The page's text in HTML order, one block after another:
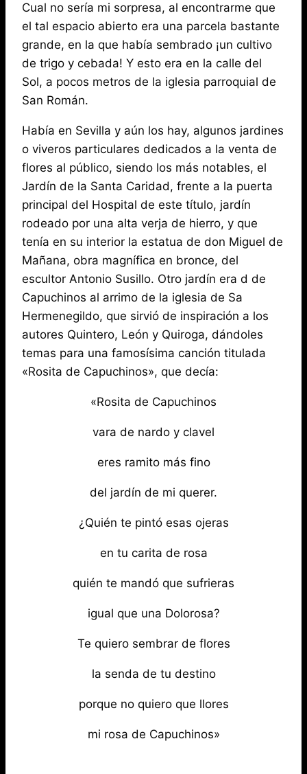
Cual no sería mi sorpresa, al encontrarme que
el tal espacio abierto era una parcela bastante
grande, en la que había sembrado ¡un cultivo
de trigo y cebada! Y esto era en la calle del
Sol, a pocos metros de la iglesia parroquial de
San Román.
Había en Sevilla y aún los hay, algunos jardines
o viveros particulares dedicados a la venta de
flores al público, siendo los más notables, el
Jardín de la Santa Caridad, frente a la puerta
principal del Hospital de este título, jardín
rodeado por una alta verja de hierro, y que
tenía en su interior la estatua de don Miguel de
Mañana, obra magnífica en bronce, del
escultor Antonio Susillo. Otro jardín era d de
Capuchinos al arrimo de la iglesia de Sa
Hermenegildo, que sirvió de inspiración a los
autores Quintero, León y Quiroga, dándoles
temas para una famosísima canción titulada
«Rosita de Capuchinos», que decía:
«Rosita de Capuchinos
vara de nardo y clavel
eres ramito más fino
del jardín de mi querer.
¿Quién te pintó esas ojeras
en tu carita de rosa
quién te mandó que sufrieras
igual que una Dolorosa?
Te quiero sembrar de flores
la senda de tu destino
porque no quiero que llores
mi rosa de Capuchinos»